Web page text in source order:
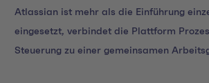
Atlassian ist mehr als die Einführung
eingesetzt, verbindet die Plattform
Steuerung zu einer gemeinsamen